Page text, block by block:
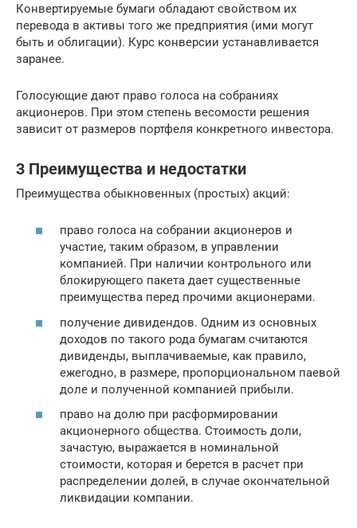
Конвертируемые бумаги обладают свойством их
перевода в активы того же предприятия (ими могут
быть и облигации). Курс конверсии устанавливается
заранее.
Голосующие дают право голоса на собраниях
акционеров. При этом степень весомости решения
зависит от размеров портфеля конкретного инвестора.
3 Преимущества и недостатки
Преимущества обыкновенных (простых) акций:
право голоса на собрании акционеров и
участие, таким образом, в управлении
компанией. При наличии контрольного или
блокирующего пакета дает существенные
преимущества перед прочими акционерами.
получение дивидендов. Одним из основных
доходов по такого рода бумагам считаются
дивиденды, выплачиваемые, как правило,
ежегодно, в размере, пропорциональном паевой
доле и полученной компанией прибыли.
право на долю при расформировании
акционерного общества. Стоимость доли,
зачастую, выражается в номинальной
стоимости, которая и берется в расчет при
распределении долей, в случае окончательной
ликвидации компании.